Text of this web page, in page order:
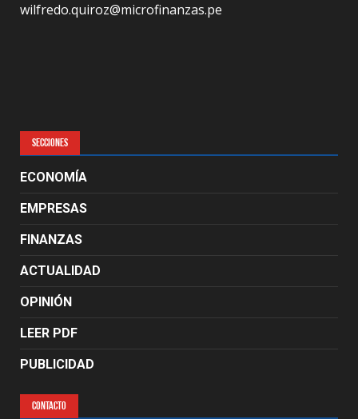
wilfredo.quiroz@microfinanzas.pe
SECCIONES
ECONOMÍA
EMPRESAS
FINANZAS
ACTUALIDAD
OPINIÓN
LEER PDF
PUBLICIDAD
CONTACTO